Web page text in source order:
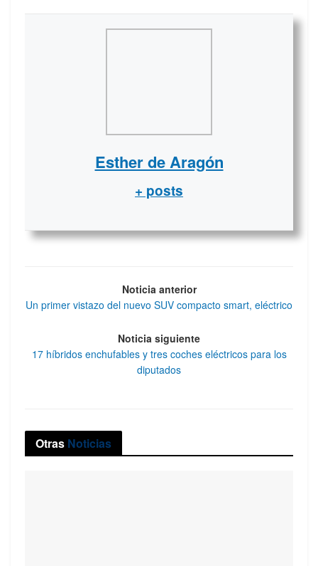
Esther de Aragón
+ posts
Noticia anterior
Un primer vistazo del nuevo SUV compacto smart, eléctrico
Noticia siguiente
17 híbridos enchufables y tres coches eléctricos para los
diputados
Otras Noticias